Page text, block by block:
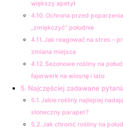
większy apetyt
Ochrona przed
„zmiękczyć” południe
Jak reagować na stres –
zmiana miejsca
Sezonowe rośliny na
fajerwerk na wiosnę i lato
Najczęściej zadawane
Jakie rośliny najlepiej
słoneczny parapet?
Jak chronić rośliny na